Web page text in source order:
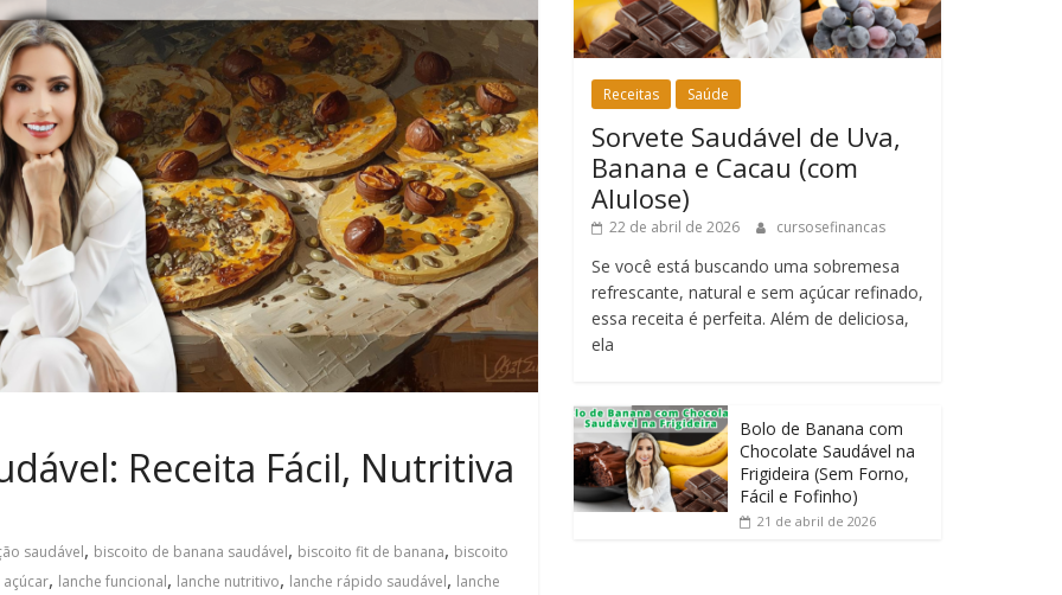
Receita Fácil, Nutritiva
saudável, biscoito de banana saudável, biscoito fit de banana, biscoito
, lanche funcional, lanche nutritivo, lanche rápido saudável, lanche
Receitas Saúde
Sorvete Saudável de Uva,
Banana e Cacau (com
Alulose)
22 de abril de 2026 cursosefinancas
Se você está buscando uma sobremesa
refrescante, natural e sem açúcar refinado,
essa receita é perfeita. Além de deliciosa,
ela
Bolo de Banana com
Chocolate Saudável na
Frigideira (Sem Forno,
Fácil e Fofinho)
21 de abril de 2026